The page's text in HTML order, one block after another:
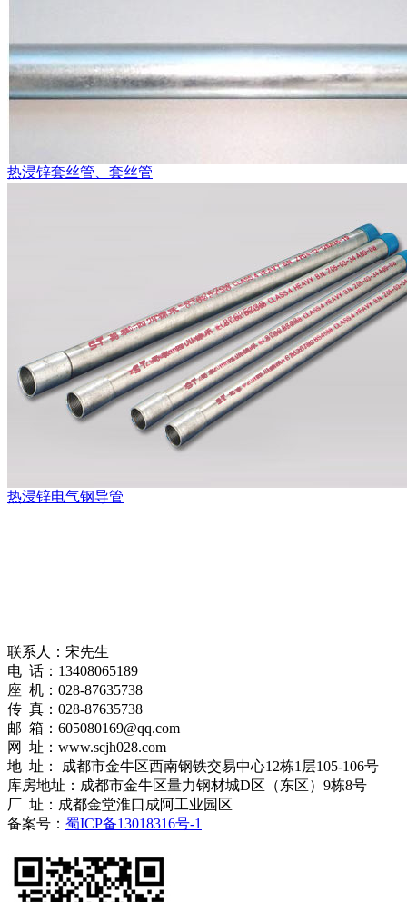
热浸锌套丝管、套丝管
热浸锌电气钢导管
联系人：宋先生
电 话：13408065189
座 机：028-87635738
传 真：028-87635738
邮 箱：605080169@qq.com
网 址：www.scjh028.com
地 址： 成都市金牛区西南钢铁交易中心12栋1层105-106号
库房地址：成都市金牛区量力钢材城D区（东区）9栋8号
厂 址：成都金堂淮口成阿工业园区
备案号： 蜀ICP备13018316号-1